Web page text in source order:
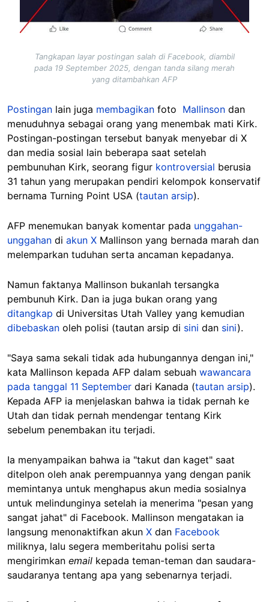
Tangkapan layar postingan salah di Facebook, diambil
pada 19 September 2025, dengan tanda silang merah
yang ditambahkan AFP
Postingan lain juga membagikan foto Mallinson dan
menuduhnya sebagai orang yang menembak mati Kirk.
Postingan-postingan tersebut banyak menyebar di X
dan media sosial lain beberapa saat setelah
pembunuhan Kirk, seorang figur kontroversial berusia
31 tahun yang merupakan pendiri kelompok konservatif
bernama Turning Point USA (tautan arsip).
AFP menemukan banyak komentar pada unggahan-
unggahan di akun X Mallinson yang bernada marah dan
melemparkan tuduhan serta ancaman kepadanya.
Namun faktanya Mallinson bukanlah tersangka
pembunuh Kirk. Dan ia juga bukan orang yang
ditangkap di Universitas Utah Valley yang kemudian
dibebaskan oleh polisi (tautan arsip di sini dan sini).
"Saya sama sekali tidak ada hubungannya dengan ini,"
kata Mallinson kepada AFP dalam sebuah wawancara
pada tanggal 11 September dari Kanada (tautan arsip).
Kepada AFP ia menjelaskan bahwa ia tidak pernah ke
Utah dan tidak pernah mendengar tentang Kirk
sebelum penembakan itu terjadi.
Ia menyampaikan bahwa ia "takut dan kaget" saat
ditelpon oleh anak perempuannya yang dengan panik
memintanya untuk menghapus akun media sosialnya
untuk melindunginya setelah ia menerima "pesan yang
sangat jahat" di Facebook. Mallinson mengatakan ia
langsung menonaktifkan akun X dan Facebook
miliknya, lalu segera memberitahu polisi serta
mengirimkan email kepada teman-teman dan saudara-
saudaranya tentang apa yang sebenarnya terjadi.